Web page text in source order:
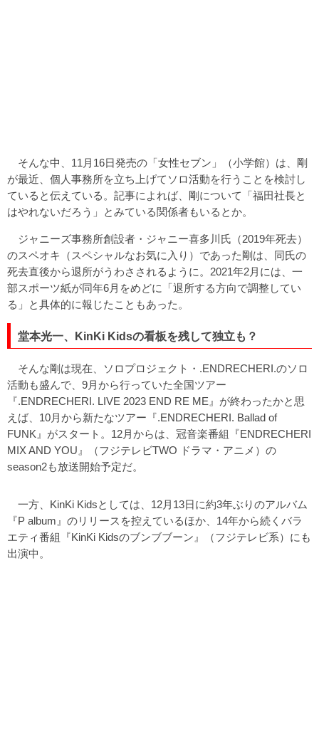
そんな中、11月16日発売の「女性セブン」（小学館）は、剛
が最近、個人事務所を立ち上げてソロ活動を行うことを検討し
ていると伝えている。記事によれば、剛について「福田社長と
はやれないだろう」とみている関係者もいるとか。
ジャニーズ事務所創設者・ジャニー喜多川氏（2019年死去）
のスペオキ（スペシャルなお気に入り）であった剛は、同氏の
死去直後から退所がうわさされるように。2021年2月には、一
部スポーツ紙が同年6月をめどに「退所する方向で調整してい
る」と具体的に報じたこともあった。
堂本光一、KinKi Kidsの看板を残して独立も？
そんな剛は現在、ソロプロジェクト・.ENDRECHERI.のソロ
活動も盛んで、9月から行っていた全国ツアー
『.ENDRECHERI. LIVE 2023 END RE ME』が終わったかと思
えば、10月から新たなツアー『.ENDRECHERI. Ballad of
FUNK』がスタート。12月からは、冠音楽番組『ENDRECHERI
MIX AND YOU』（フジテレビTWO ドラマ・アニメ）の
season2も放送開始予定だ。
一方、KinKi Kidsとしては、12月13日に約3年ぶりのアルバム
『P album』のリリースを控えているほか、14年から続くバラ
エティ番組『KinKi Kidsのブンブブーン』（フジテレビ系）にも
出演中。